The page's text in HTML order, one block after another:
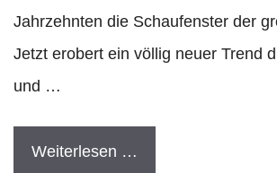
Jahrzehnten die Schaufenster der
Jetzt erobert ein völlig neuer Trend
und …
Weiterlesen …